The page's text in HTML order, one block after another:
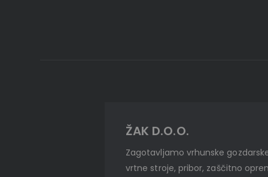
ŽAK D.O.O.
Zagotavljamo vrhunske
vrtne stroje, pribor, zaščitno